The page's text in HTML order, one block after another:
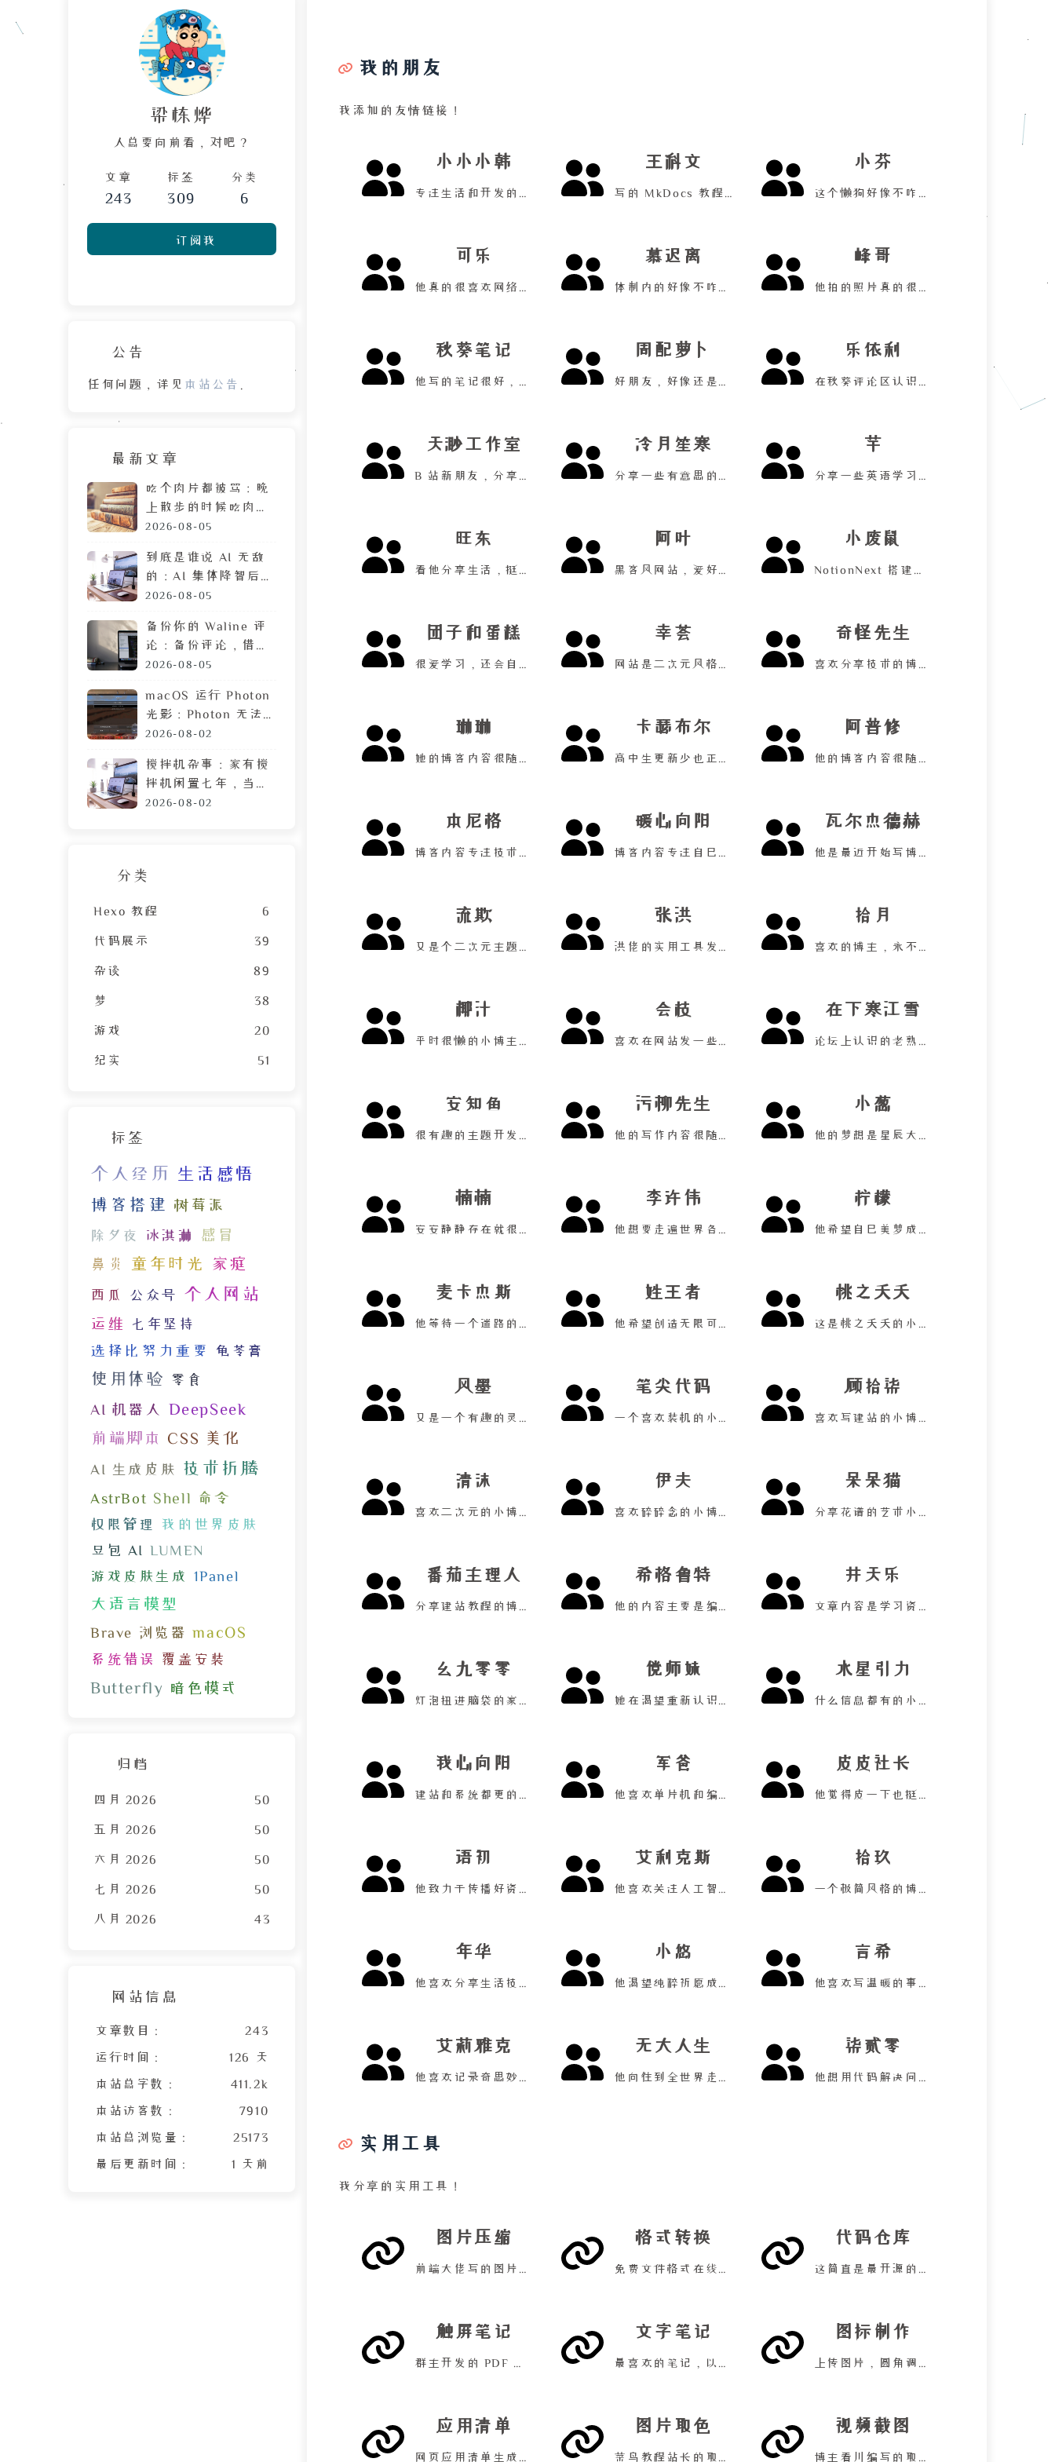
我的朋友
我添加的友情链接！
小小小韩
专注生活和开发的程序员博客！
王科文
写的 MkDocs 教程很好！
小芬
这个懒狗好像不咋写博客诶！
可乐
他真的很喜欢网络安全！
慕迟离
体制内的好像不咋更新吧？
峰哥
他拍的照片真的很好看！
秋葵笔记
他写的笔记很好，我很喜欢！
周配萝卜
好朋友，好像还是个二次元！
乐依利
在秋葵评论区认识的小博主！
天渺工作室
B 站新朋友，分享小技巧！
冷月笙寒
分享一些有意思的小工具！
芊
分享一些英语学习笔记！
旺东
看他分享生活，挺有意思的！
阿叶
黑客风网站，爱好网络安全！
小废鼠
NotionNext 搭建的博客网站！
团子和蛋糕
很爱学习，还会自己写笔记！
幸荟
网站是二次元风格啊！
奇怪先生
喜欢分享技术的博主！
琳琳
她的博客内容很随心！
卡瑟布尔
高中生更新少也正常啦！
阿普修
他的博客内容很随心！
本尼格
博客内容专注技术分享！
暖心向阳
博客内容专注自己的生活！
瓦尔杰德赫
他是最近开始写博客的新手！
流欺
又是个二次元主题的网站！
张洪
洪佬的实用工具发布时间！
拾月
喜欢的博主，永不停更！
椰汁
平时很懒的小博主，初中生！
会枝
喜欢在网站发一些碎碎念！
在下寒江雪
论坛上认识的老熟人！
安知鱼
很有趣的主题开发者！
污柳先生
他的写作内容很随心！
小葱
他的梦想是星辰大海！
楠楠
安安静静存在就很好！
李许伟
他想要走遍世界各地！
柠檬
他希望自己美梦成真！
麦卡杰斯
他等待一个迷路的夜！
姓王者
他希望创造无限可能！
桃之夭夭
这是桃之夭夭的小屋！
风墨
又是一个有趣的灵魂！
笔尖代码
一个喜欢装机的小伙！
顾拾柒
喜欢写建站的小博主！
清沫
喜欢二次元的小博主！
伊夫
喜欢碎碎念的小博主！
呆呆猫
分享花谱的艺术小站！
番茄主理人
分享建站教程的博主！
希格鲁特
他的内容主要是编程！
井天乐
文章内容是学习资料！
幺九零零
灯泡扭进脑袋的家伙！
傥师妹
她在渴望重新认识你！
水星引力
什么信息都有的小站！
我心向阳
建站和系统都更的站！
军爸
他喜欢单片机和编程！
皮皮社长
他觉得皮一下也挺好！
语初
他致力于传播好资源！
艾利克斯
他喜欢关注人工智能！
拾玖
一个极简风格的博客！
年华
他喜欢分享生活技术！
小悠
他渴望纯粹祈愿成真！
言希
他喜欢写温暖的事情！
艾莉雅克
他喜欢记录奇思妙想！
无大人生
他向往到全世界走走！
柒贰零
他想用代码解决问题！
实用工具
我分享的实用工具！
图片压缩
前端大佬写的图片压缩工具！
格式转换
免费文件格式在线转换工具！
代码仓库
这简直是最开源的一集！
触屏笔记
群主开发的 PDF 触屏笔记工具！
文字笔记
最喜欢的笔记，以前拿这个写文章！
图标制作
上传图片，圆角调成 180 大小！
应用清单
网页应用清单生成器！
图片取色
菜鸟教程站长的取色工具！
视频截图
博主看川编写的取色工具！
梁栋烨
人总要向前看，对吧？
文章
243
标签
309
分类
6
订阅我
公告
任何问题，详见 本站公告
最新文章
吃个肉片都被骂：晚
上散步的时候吃肉
脯，遭陌生人鄙视的
2026-08-05
到底是谁说 AI 无敌
的：AI 集体降智后，
DeepSeek 让我彻底
2026-08-05
备份你的 Waline 评
论：备份评论，借助
GitHub 定时执行任
2026-08-05
macOS 运行 Photon
光影：Photon 无法
运行？可能需要这篇
2026-08-02
搅拌机杂事：家有搅
拌机闲置七年，当心
霉菌毒素混进包子馅
2026-08-02
分类
Hexo 教程 6
代码展示 39
杂谈 89
梦 38
游戏 20
纪实 51
标签
个人经历 生活感悟
博客搭建 树莓派
除夕夜 冰淇淋 感冒
鼻炎 童年时光 家庭
西瓜 公众号 个人网站
运维 七年坚持
选择比努力重要 龟苓膏
使用体验 零食
AI 机器人
DeepSeek
前端脚本
CSS 美化
AI 生成皮肤 技术折腾
AstrBot Shell 命令
权限管理
我的世界皮肤
豆包 AI
LUMEN
游戏皮肤生成
1Panel
大语言模型
Brave 浏览器 macOS
系统错误 覆盖安装
Butterfly 暗色模式
归档
四月 2026 50
五月 2026 50
六月 2026 50
七月 2026 50
八月 2026 43
网站信息
文章数目 : 243
运行时间 : 126 天
本站总字数 : 411.2k
本站访客数 : 7910
本站总浏览量 : 25173
最后更新时间 : 1 天前